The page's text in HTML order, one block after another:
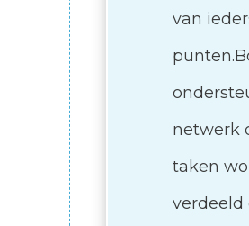
van
netwerk
taken
verdeeld